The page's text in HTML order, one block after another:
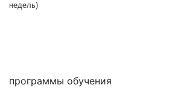
недель)
программы обучения